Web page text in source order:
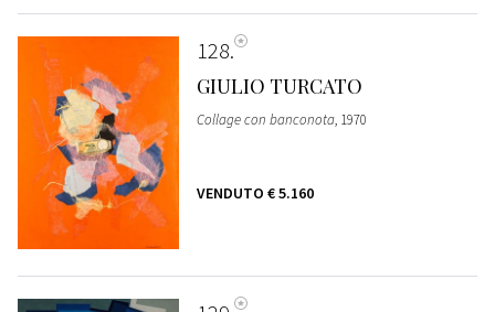
128
GIULIO TURCATO
Collage con banconota, 1970
VENDUTO € 5.160